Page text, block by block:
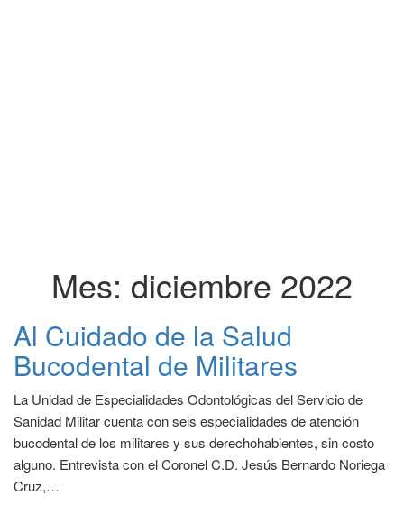
Mes: diciembre 2022
Al Cuidado de la Salud
Bucodental de Militares
La Unidad de Especialidades Odontológicas del Servicio de
Sanidad Militar cuenta con seis especialidades de atención
bucodental de los militares y sus derechohabientes, sin costo
alguno. Entrevista con el Coronel C.D. Jesús Bernardo Noriega
Cruz,…